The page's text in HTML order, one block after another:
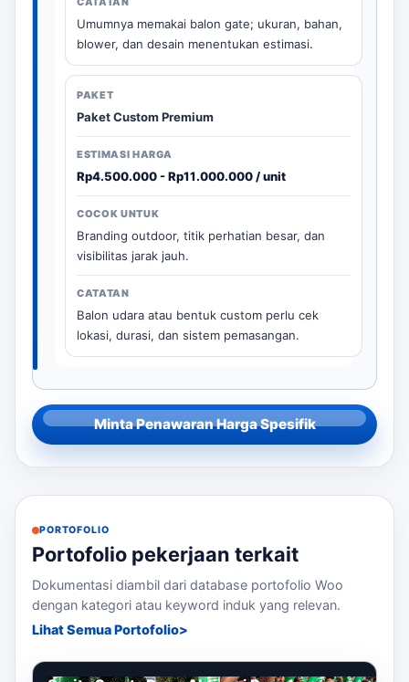
Umumnya memakai balon gate; ukuran, bahan,
blower, dan desain menentukan estimasi.
Paket Custom Premium
Rp4.500.000 - Rp11.000.000 / unit
Branding outdoor, titik perhatian besar, dan
visibilitas jarak jauh.
Balon udara atau bentuk custom perlu cek
lokasi, durasi, dan sistem pemasangan.
Minta Penawaran Harga Spesifik
PORTOFOLIO
Portofolio pekerjaan terkait
Dokumentasi diambil dari database portofolio Woo
dengan kategori atau keyword induk yang relevan.
Lihat Semua Portofolio